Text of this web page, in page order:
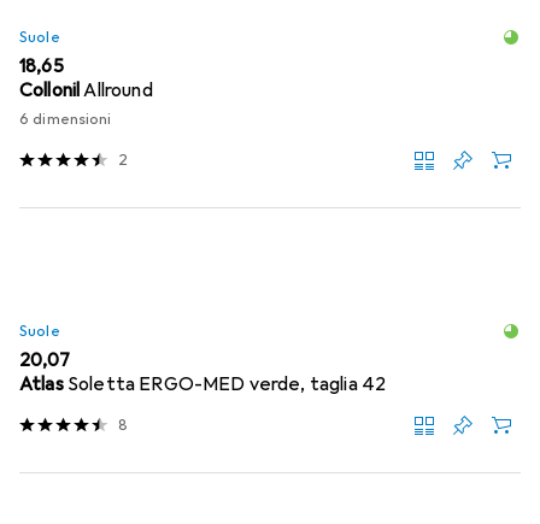
Suole
EUR
18,65
CollonilAllround
6 dimensioni
2
Suole
EUR
20,07
Atlas Soletta ERGO-MED verde, taglia 42
8